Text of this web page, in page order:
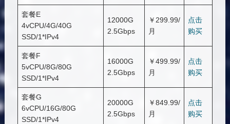
套餐E
4vCPU/4G/40G
SSD/1*IPv4
12000G
2.5Gbps
￥299.99/
月
点击
购买
套餐F
5vCPU/8G/80G
SSD/1*IPv4
16000G
2.5Gbps
￥499.99/
月
点击
购买
套餐G
6vCPU/16G/80G
SSD/1*IPv4
20000G
2.5Gbps
￥849.99/
月
点击
购买